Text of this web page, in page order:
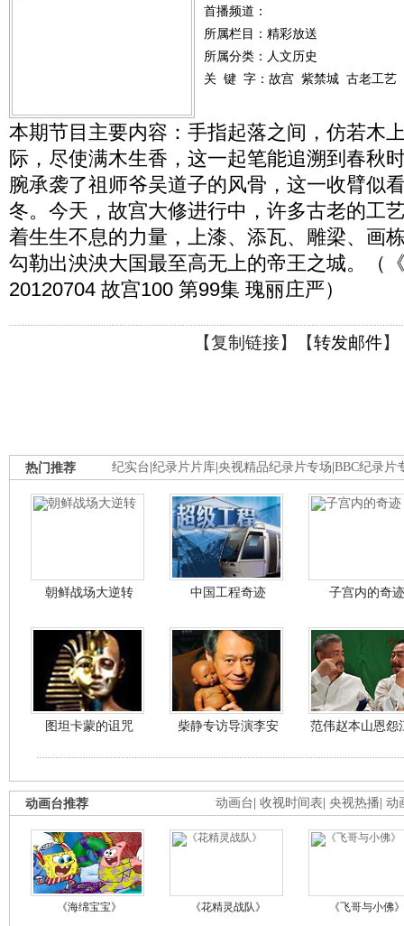
首播频道：
所属栏目： 精彩放送
所属分类：人文历史
关 键 字： 故宫 紫禁城 古老工艺
本期节目主要内容：手指起落之间，仿若木
际，尽使满木生香，这一起笔能追溯到春秋
腕承袭了祖师爷吴道子的风骨，这一收臂似
冬。今天，故宫大修进行中，许多古老的工
着生生不息的力量，上漆、添瓦、雕梁、画
勾勒出泱泱大国最至高无上的帝王之城。（
20120704 故宫100 第99集 瑰丽庄严）
【复制链接】【转发邮件】
纪实台 纪录片片库 央视精品纪录片专场 BBC纪录片
热门推荐
朝鲜战场大逆转 中国工程奇迹 子宫内的奇迹
图坦卡蒙的诅咒 柴静专访导演李安 范伟赵本山恩怨
动画台 收视时间表 央视热播 动
动画台推荐
《海绵宝宝》 《花精灵战队》 《飞哥与小佛》